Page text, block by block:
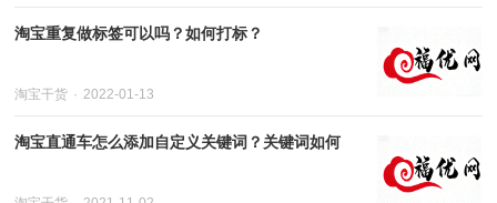
淘宝重复做标签可以吗？如何打标？
淘宝干货 2022-01-13
淘宝直通车怎么添加自定义关键词？关键词如何